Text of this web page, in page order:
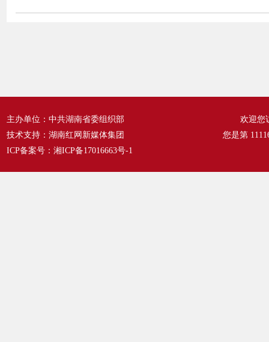
主办单位：中共湖南省委组织部
技术支持：湖南红网新媒体集团
ICP备案号： 湘ICP备17016663号-1
欢迎您
您是第